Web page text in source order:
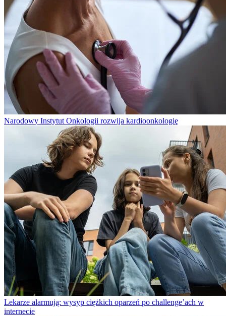
Narodowy Instytut Onkologii rozwija kardioonkologię
Lekarze alarmują: wysyp ciężkich oparzeń po challenge’ach w
internecie